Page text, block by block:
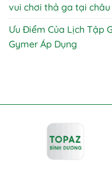
vui chơi thả ga tại châu
Ưu Điểm Của Lịch Tập
Gymer Áp Dụng